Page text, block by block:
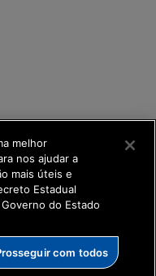
melhor
nos ajudar a
mais úteis e
Estadual
do Estado
com todos